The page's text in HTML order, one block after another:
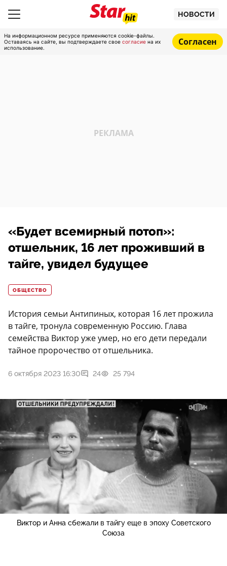
НОВОСТИ
На информационном ресурсе применяются cookie-файлы.
Оставаясь на сайте, вы подтверждаете свое согласие на их
использование.
Согласен
«Будет всемирный потоп»:
отшельник, 16 лет проживший в
тайге, увидел будущее
ОБЩЕСТВО
История семьи Антипиных, которая 16 лет прожила
в тайге, тронула современную Россию. Глава
семейства Виктор уже умер, но его дети передали
тайное пророчество от отшельника.
6 октября 2023 16:30 24 25 794
Виктор и Анна сбежали в тайгу еще в эпоху Советского
Союза